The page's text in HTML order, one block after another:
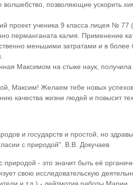
волшебство, позволяющие ускорить
проект ученика 9 класса лицея №
перманганата калия. Применение
меньшими затратами и в более
Максимом на стыке наук,
Максим! Желаем тебе новых успехов
качества жизни людей и повысит
и государств и простой, но
с природой". В.В. Докучаев
природой - это значит быть её
свою исследовательскую